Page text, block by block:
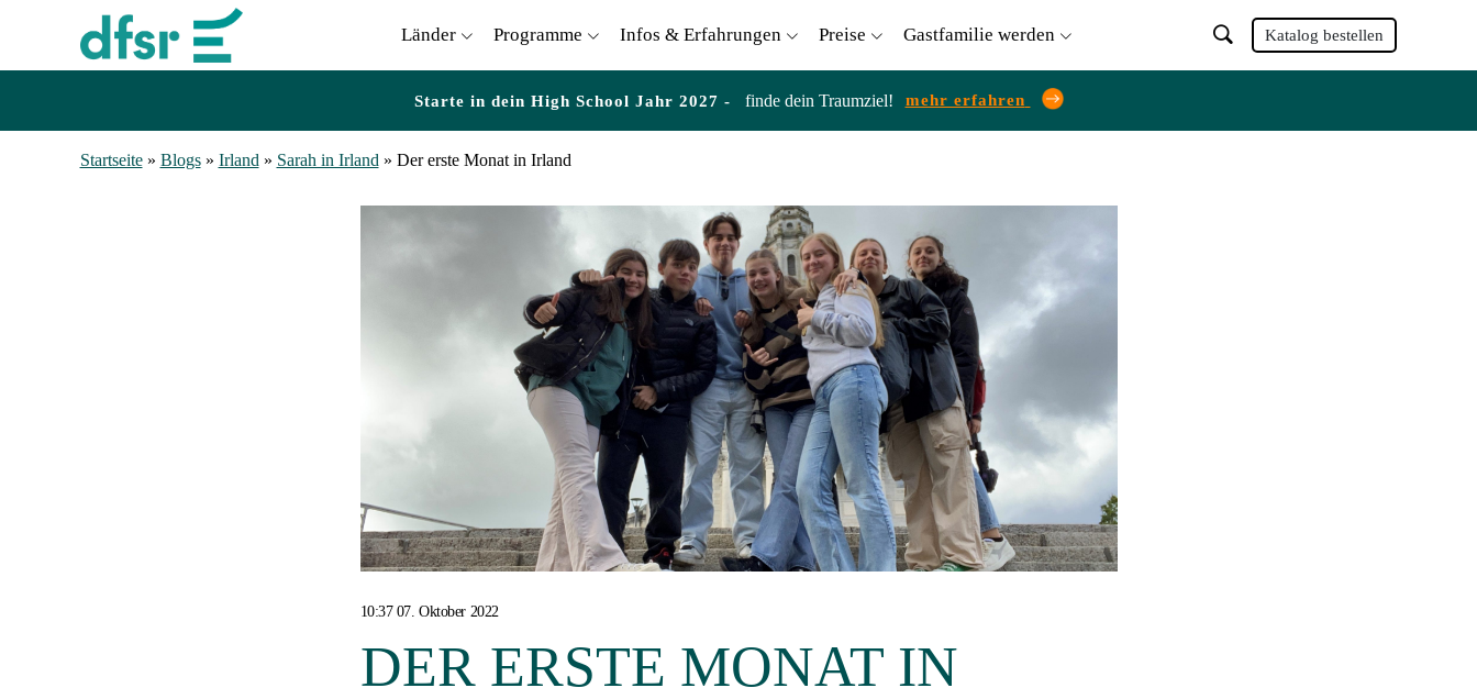
Länder Programme Infos & Erfahrungen Preise Gastfamilie werden Katalog bestellen
Starte in dein High School Jahr 2027 - finde dein Traumziel! mehr erfahren
Startseite» Blogs» Irland » Sarah in Irland » Der erste Monat in Irland
10:37 07. Oktober 2022
DER ERSTE MONAT IN